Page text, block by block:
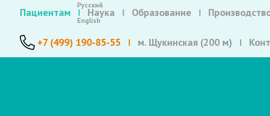
Русский
English
Пациентам Наука Образование
+7 (499) 190-85-55 м. Щукинская (200 м)